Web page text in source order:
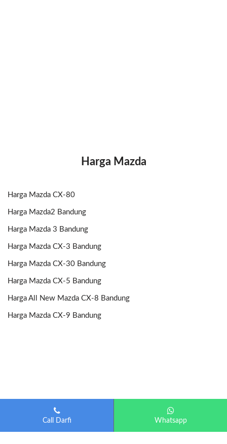
Harga Mazda
Harga Mazda CX-80
Harga Mazda2 Bandung
Harga Mazda 3 Bandung
Harga Mazda CX-3 Bandung
Harga Mazda CX-30 Bandung
Harga Mazda CX-5 Bandung
Harga All New Mazda CX-8 Bandung
Harga Mazda CX-9 Bandung
Mazda Bandung Otomotif-Bandung.com
Call Darfi Whatsapp